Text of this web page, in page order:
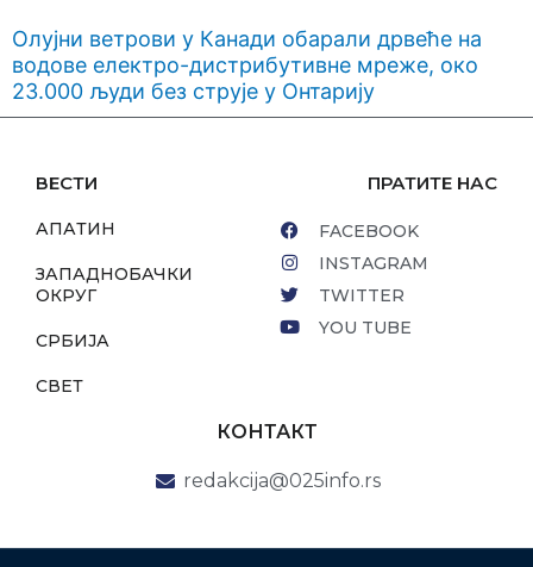
Олујни ветрови у Канади обарали дрвеће на
водове електро-дистрибутивне мреже, око
23.000 људи без струје у Онтарију
ВЕСТИ
АПАТИН
ЗАПАДНОБАЧКИ
ОКРУГ
СРБИЈА
СВЕТ
ПРАТИТЕ НАС
FACEBOOK
INSTAGRAM
TWITTER
YOU TUBE
КОНТАКТ
redakcija@025info.rs